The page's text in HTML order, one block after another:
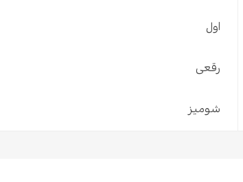
اول
رقعی
شومیز